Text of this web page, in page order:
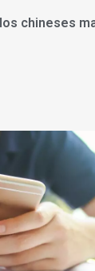
chineses